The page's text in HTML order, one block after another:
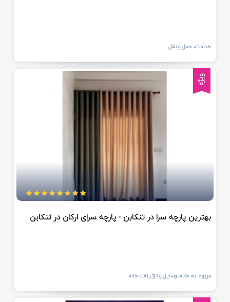
خدمات، حمل و نقل
ویژه
بهترین پارچه سرا در تنکابن - پارچه سرای ارکان در تنکابن
مربوط به خانه، وسایل و تزئینات خانه